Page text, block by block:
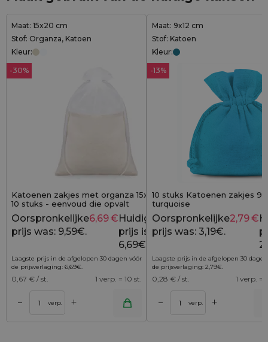
Maat: 15x20 cm
Stof: Organza, Katoen
Kleur:
-30%
Katoenen zakjes met organza 15x20 cm -
10 stuks - eenvoud die opvalt
9,59 €
Oorspronkelijke
prijs was: 9,59€.
6,69€Huidige
prijs is:
6,69€.
Laagste prijs in de afgelopen 30 dagen vóór
de prijsverlaging: 6,69€.
0,67 € / st. 1 verp. = 10 st.
– verp. +
Maat: 9x12 cm
Stof: Katoen
Kleur:
-13%
10 stuks Katoenen zakjes 9
turquoise
Oorspronkelijke
prijs was: 3,19€.
2,79€
Laagste prijs in de afgelopen 30
de prijsverlaging: 2,79€.
0,28 € / st. 1 verp. =
– verp. +
Toevoegen aan winkelwagen Toevoegen aan